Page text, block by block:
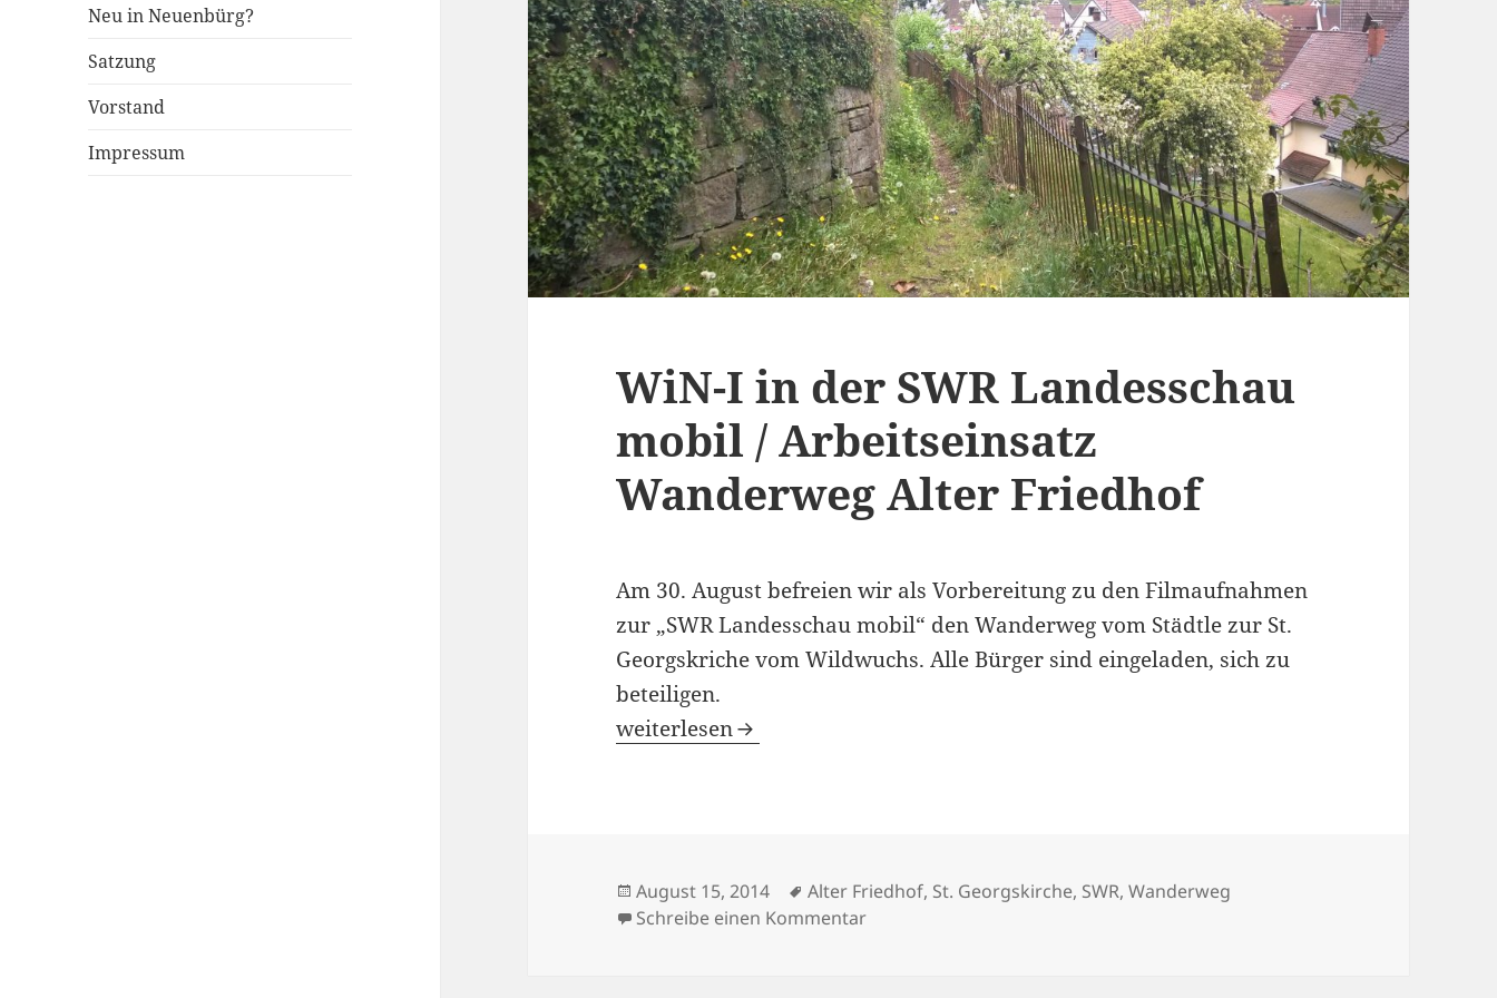
Neu in Neuenbürg?
Satzung
Vorstand
Impressum
WiN-I in der SWR Landesschau
mobil / Arbeitseinsatz
Wanderweg Alter Friedhof
Am 30. August befreien wir als Vorbereitung zu den Filmaufnahmen
zur „SWR Landesschau mobil“ den Wanderweg vom Städtle zur St.
Georgskriche vom Wildwuchs. Alle Bürger sind eingeladen, sich zu
beteiligen.
WiN-I in der SWR Landesschau mobil / Arbeitseinsatz Wanderweg Alter Friedhof
weiterlesen
Veröffentlicht
am
August 15, 2014 Schlagwörter
Alter Friedhof, St. Georgskirche, SWR,Wanderweg
Schreibe einen Kommentarzu WiN-I in der SWR Landesschau mobil / Arbeitseinsatz Wanderweg Alter